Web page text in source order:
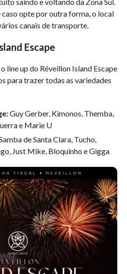
opte por outra forma, o local
canais de transporte.
Escape
line up do Réveillon Island Escape
para trazer todas as variedades
Guy Gerber, Kimonos, Themba,
e Marie U
de Santa Clara, Tucho,
Just Mike, Bloquinho e Gigga